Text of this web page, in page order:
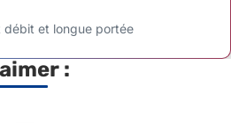
débit et longue portée
: